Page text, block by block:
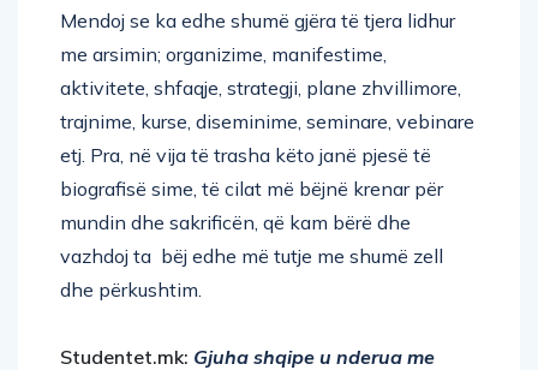
Mendoj se ka edhe shumë gjëra të tjera lidhur
me arsimin; organizime, manifestime,
aktivitete, shfaqje, strategji, plane zhvillimore,
trajnime, kurse, diseminime, seminare, vebinare
etj. Pra, në vija të trasha këto janë pjesë të
biografisë sime, të cilat më bëjnë krenar për
mundin dhe sakrificën, që kam bërë dhe
vazhdoj ta bëj edhe më tutje me shumë zell
dhe përkushtim.
Studentet.mk: Gjuha shqipe u nderua me